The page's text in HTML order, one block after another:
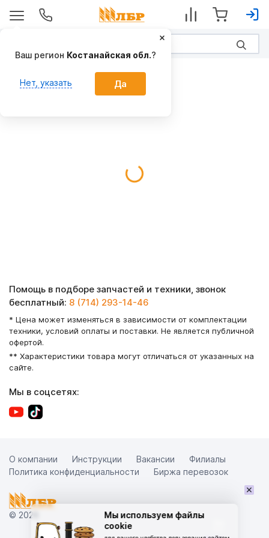
Мы используем файлы
cookie
Помощь в подборе запчастей и техники, звонок
бесплатный: 8 (714) 293-14-46
* Цена может изменяться в зависимости от комплектации
техники, условий оплаты и поставки. Не является публичной
офертой.
** Характеристики товара могут отличаться от указанных на
сайте.
Мы в соцсетях:
© 2026
О компании Инструкции Вакансии
Филиалы
Политика конфиденциальности
Биржа перевозок
×
Ваш регион Костанайская обл.?
Нет, указать Да